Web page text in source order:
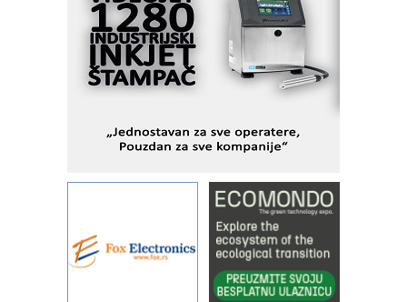
objekte
Alba d.o.o. – 35 godina preciznosti u
metrologiji i pametnim dozirnim
rešenjima
STAUFF – Komponente koje
sistema
YAMADA pumpe – japanska
pouzdanost u transferu fluida
Filtration Group Industrial – Napredna
rešenja za filtraciju u hidrauličkim i
procesnim sistemima